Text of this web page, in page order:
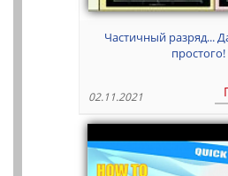
Частичный разряд...
простого!
02.11.2021